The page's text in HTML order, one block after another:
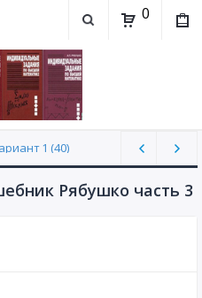
0
1 (40)
Рябушко часть 3